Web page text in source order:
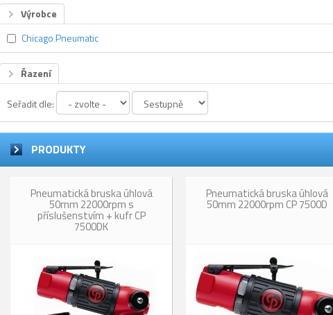
Výrobce
Chicago Pneumatic
Řazení
Seřadit dle:
PRODUKTY
Pneumatická bruska úhlová
50mm 22000rpm s
příslušenstvím + kufr CP
7500DK
Pneumatická bruska úhlová
50mm 22000rpm CP 7500D